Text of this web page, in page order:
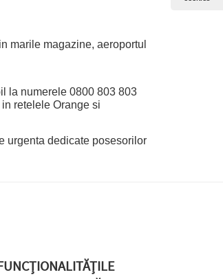
marile magazine, aeroportul
la numerele 0800 803 803
retelele Orange si
urgenta dedicate posesorilor